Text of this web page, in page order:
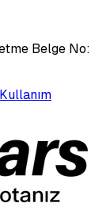
Belge No:
Kullanım